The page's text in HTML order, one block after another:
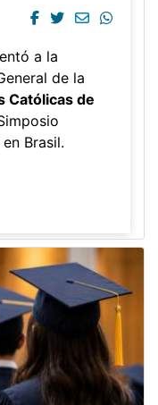
a la
de la
Católicas de
Brasil.